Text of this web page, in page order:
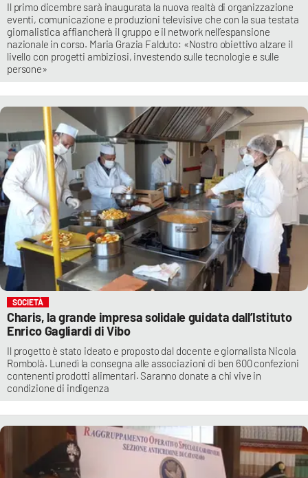
Il primo dicembre sarà inaugurata la nuova realtà di organizzazione
eventi, comunicazione e produzioni televisive che con la sua testata
giornalistica affiancherà il gruppo e il network nell’espansione
nazionale in corso. Maria Grazia Falduto: «Nostro obiettivo alzare il
livello con progetti ambiziosi, investendo sulle tecnologie e sulle
persone»
SOCIETÀ
Charis, la grande impresa solidale guidata dall’Istituto
Enrico Gagliardi di Vibo
Il progetto è stato ideato e proposto dal docente e giornalista Nicola
Rombolà. Lunedì la consegna alle associazioni di ben 600 confezioni
contenenti prodotti alimentari. Saranno donate a chi vive in
condizione di indigenza